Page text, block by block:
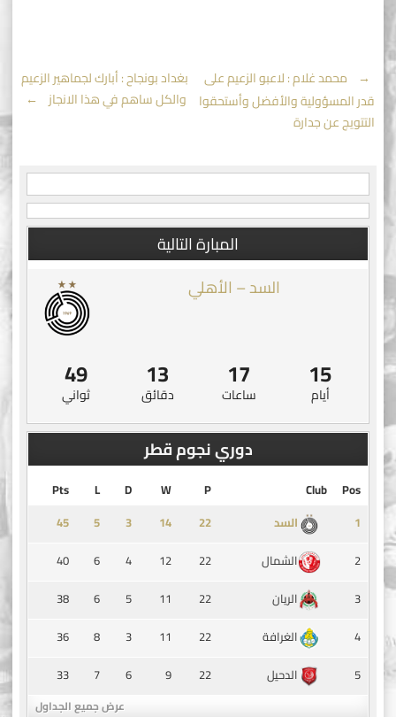
Post
navigation
←
محمد غلام : لاعبو الزعيم على
قدر المسؤولية والأفضل وأستحقوا
التتويج عن جدارة
بغداد بونجاح : أبارك لجماهير الزعيم
والكل ساهم في هذا الانجاز
→
المبارة التالية
السد – الأهلي
15
أيام
17
ساعات
13
دقائق
49
ثواني
دوري نجوم قطر
Pos
Club
P
W
D
L
Pts
1
السد ‏22
14
3
5
45
2
الشمال 22
12
4
6
40
3
الريان 22
11
5
6
38
4
الغرافة 22
11
3
8
36
5
الدحيل 22
9
6
7
33
عرض جميع الجداول